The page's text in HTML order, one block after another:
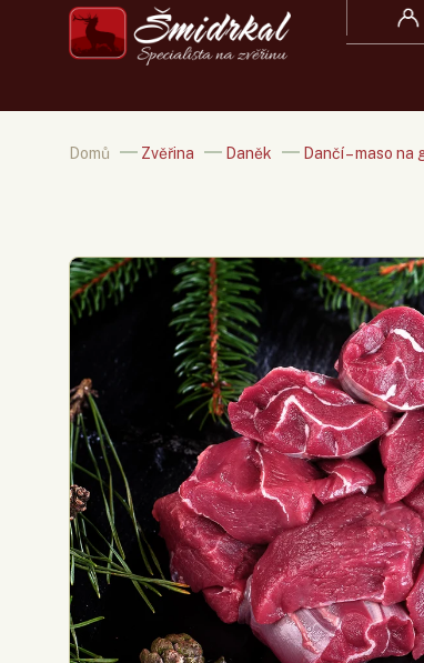
Domů / Zvěřina / Daněk / Dančí – maso na
★★★★★
Přehledný výběr, rychlá
Lucie